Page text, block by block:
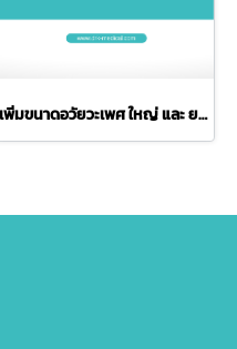
เพิ่มขนาดอวัยวะเพศ ใหญ่ และ ยาว